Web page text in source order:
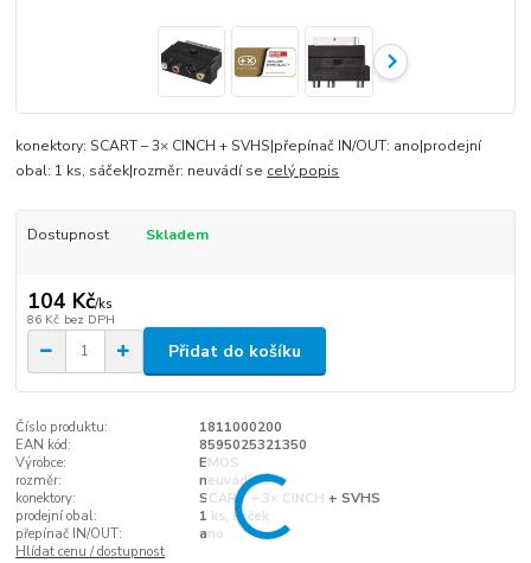
konektory: SCART – 3× CINCH + SVHS|přepínač IN/OUT: ano|prodejní
obal: 1 ks, sáček|rozměr: neuvádí se celý popis
Dostupnost Skladem
104 Kč/ks
86 Kč bez DPH
Přidat do košíku
Číslo produktu:
1811000200
EAN kód:
8595025321350
Výrobce:
EMOS
rozměr:
neuvádí se
konektory:
SCART – 3× CINCH + SVHS
prodejní obal:
1 ks, sáček
přepínač IN/OUT:
ano
Hlídat cenu / dostupnost